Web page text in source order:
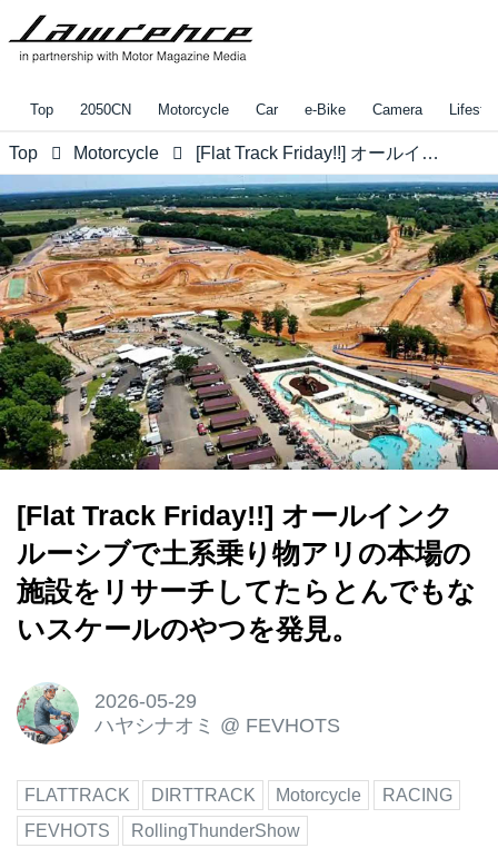
Top 2050CN Motorcycle Car e-Bike Camera
Top Motorcycle [Flat Track Friday!!] オールインクルーシブで土系乗り物アリの本場の施設をリサーチしてたらとんでもないスケールのやつを発見。
[Flat Track Friday!!] オールインク
ルーシブで土系乗り物アリの本場の
施設をリサーチしてたらとんでもな
いスケールのやつを発見。
2026-05-29
ハヤシナオミ @ FEVHOTS
FLATTRACK DIRTTRACK Motorcycle
RACING
FEVHOTS
RollingThunderShow